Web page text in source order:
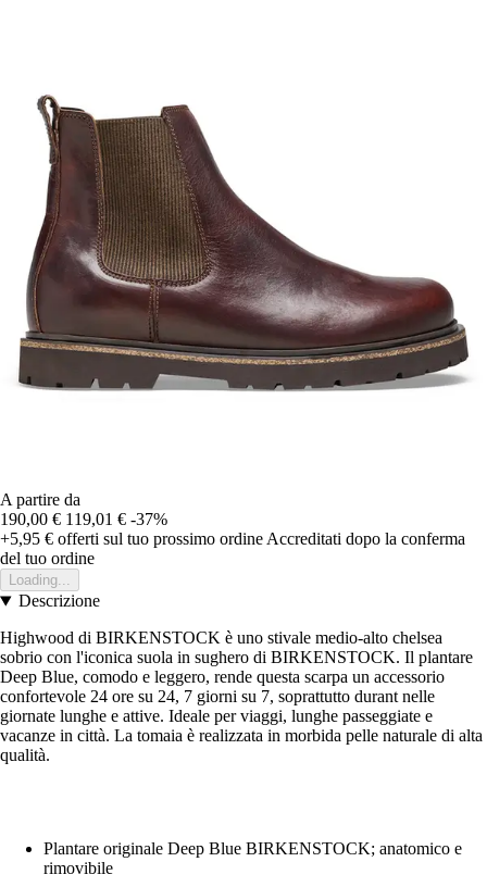
A partire da
190,00 € 119,01 € -37%
+5,95 € offerti sul tuo prossimo ordine Accreditati dopo la conferma
del tuo ordine
Loading...
Descrizione
Highwood di BIRKENSTOCK è uno stivale medio-alto chelsea
sobrio con l'iconica suola in sughero di BIRKENSTOCK. Il plantare
Deep Blue, comodo e leggero, rende questa scarpa un accessorio
confortevole 24 ore su 24, 7 giorni su 7, soprattutto durant nelle
giornate lunghe e attive. Ideale per viaggi, lunghe passeggiate e
vacanze in città. La tomaia è realizzata in morbida pelle naturale di alta
qualità.
Plantare originale Deep Blue BIRKENSTOCK; anatomico e
rimovibile